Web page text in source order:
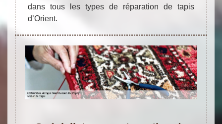
dans tous les types de réparation de tapis
d’Orient.